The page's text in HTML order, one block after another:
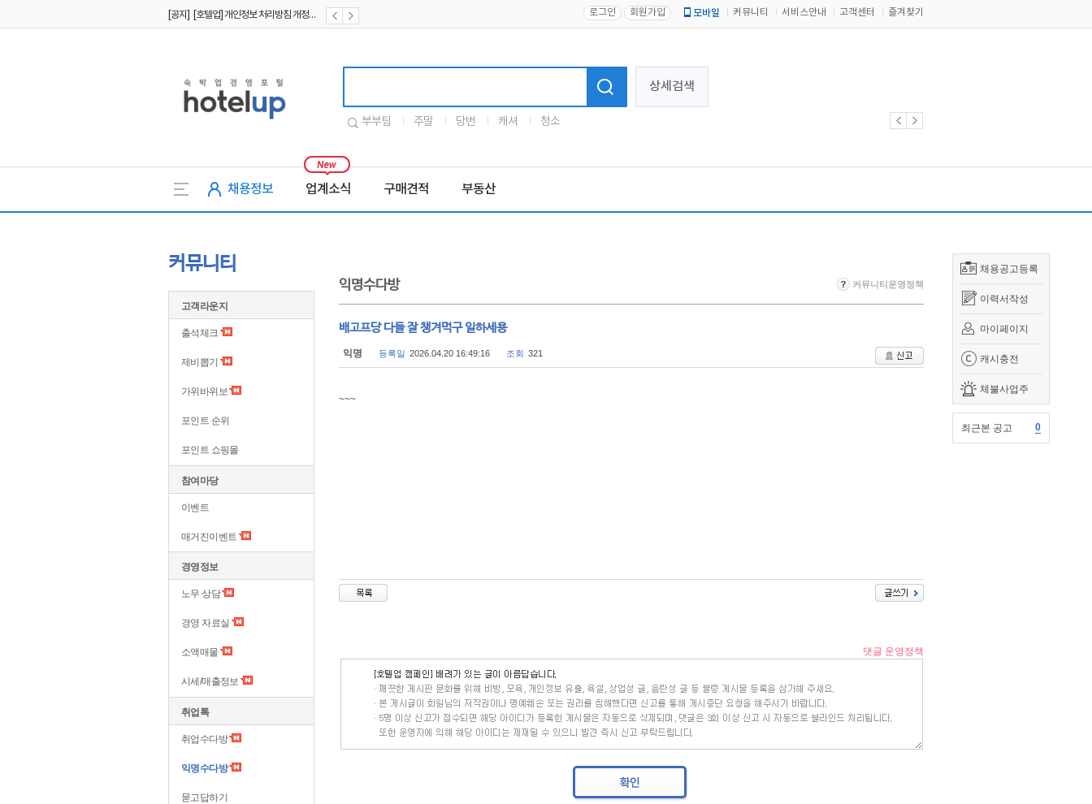
로그인 회원가입 모바일 커뮤니티 서비스안내 고객센터 즐겨찾기
상세검색
부부팀 주말 당번 캐셔 청소
채용정보 업계소식 구매견적 부동산
채용공고등록
이력서작성
마이페이지
캐시충전
체불사업주
최근본 공고 0
커뮤니티
고객라운지
출석체크
제비뽑기
가위바위보
포인트 순위
포인트 쇼핑몰
참여마당
이벤트
매거진이벤트
경영정보
노무 상담
경영 자료실
소액매물
시세/매출정보
취업톡
취업수다방
익명수다방
묻고답하기
익명수다방 커뮤니티운영정책
배고프당 다들 잘 챙겨먹구 일하세용
익명 등록일 2026.04.20 16:49:16 조회 321
~~~